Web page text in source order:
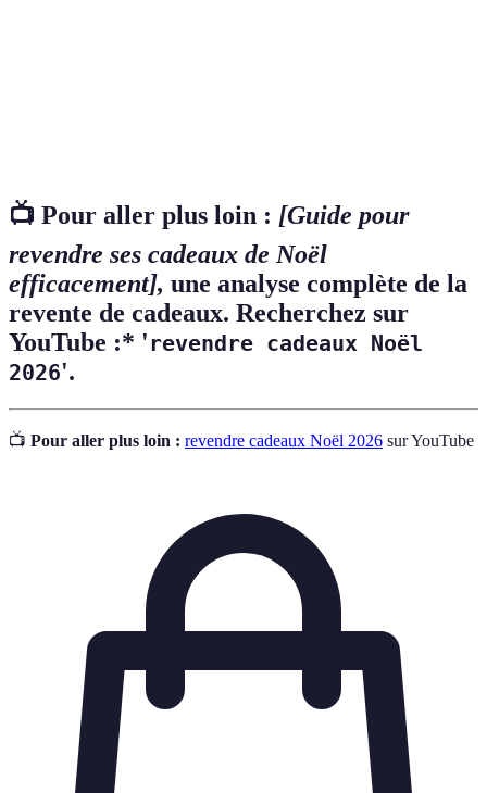
📺 Pour aller plus loin : [Guide pour
revendre ses cadeaux de Noël
efficacement], une analyse complète de la
revente de cadeaux. Recherchez sur
YouTube :* 'revendre cadeaux Noël
2026'.
📺 Pour aller plus loin : revendre cadeaux Noël 2026 sur YouTube